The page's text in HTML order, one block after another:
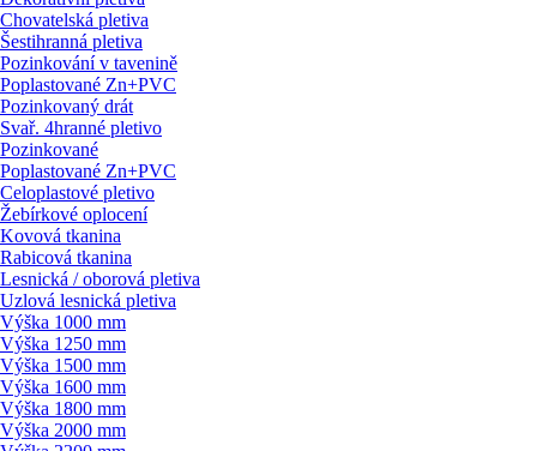
Chovatelská pletiva
Šestihranná pletiva
Pozinkování v tavenině
Poplastované Zn+PVC
Pozinkovaný drát
Svař. 4hranné pletivo
Pozinkované
Poplastované Zn+PVC
Celoplastové pletivo
Žebírkové oplocení
Kovová tkanina
Rabicová tkanina
Lesnická / oborová pletiva
Uzlová lesnická pletiva
Výška 1000 mm
Výška 1250 mm
Výška 1500 mm
Výška 1600 mm
Výška 1800 mm
Výška 2000 mm